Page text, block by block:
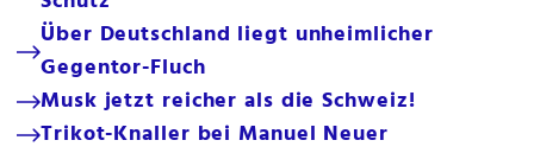
Über Deutschland liegt unheimlicher
Gegentor-Fluch
Musk jetzt reicher als die Schweiz!
Trikot-Knaller bei Manuel Neuer